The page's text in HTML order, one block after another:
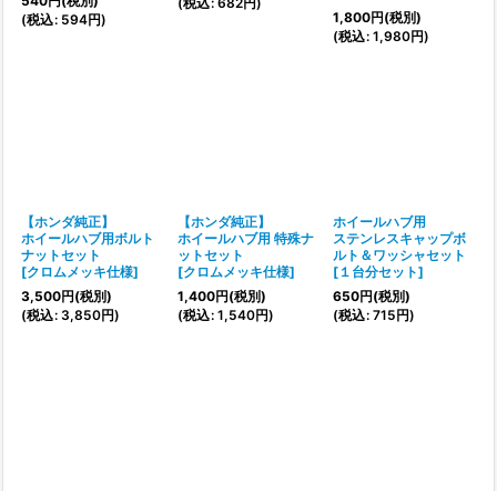
(税込: 594円)
1,800円(税別)
(税込: 1,980円)
【ホンダ純正】
ホイールハブ用ボルト
ナットセット
[クロムメッキ仕様]
3,500円(税別)
(税込: 3,850円)
【ホンダ純正】
ホイールハブ用 特殊ナ
ットセット
[クロムメッキ仕様]
1,400円(税別)
(税込: 1,540円)
ホイールハブ用
ステンレスキャップボ
ルト＆ワッシャセット
[ １台分セット]
650円(税別)
(税込: 715円)